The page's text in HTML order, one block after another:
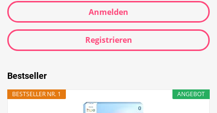
Anmelden
Registrieren
Bestseller
ANGEBOT
BESTSELLER NR. 1